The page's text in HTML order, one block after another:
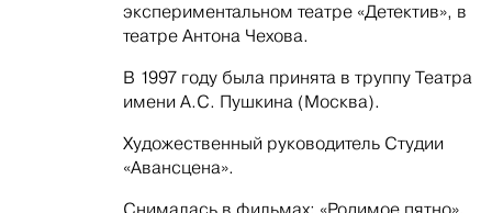
экспериментальном театре «Детектив», в
театре Антона Чехова.
В 1997 году была принята в труппу Театра
имени А.С. Пушкина (Москва).
Художественный руководитель Студии
«Авансцена».